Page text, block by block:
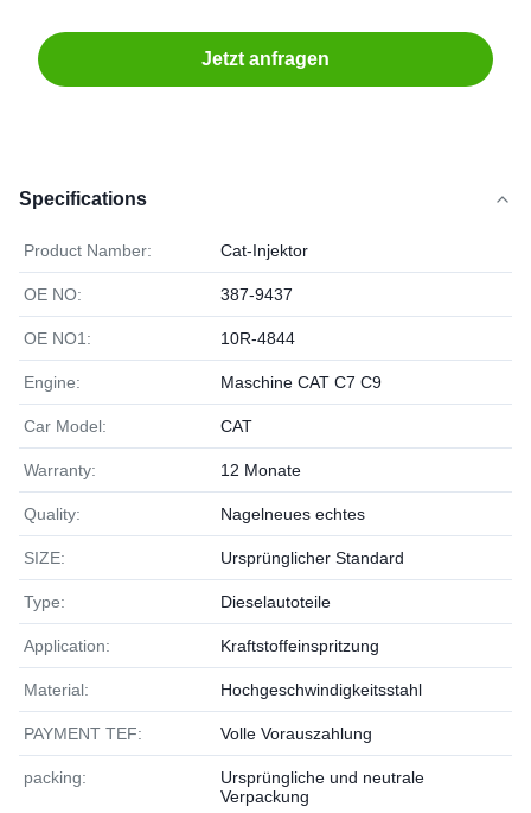
Jetzt anfragen
Specifications
Product Namber: Cat-Injektor
OE NO: 387-9437
OE NO1: 10R-4844
Engine: Maschine CAT C7 C9
Car Model: CAT
Warranty: 12 Monate
Quality: Nagelneues echtes
SIZE: Ursprünglicher Standard
Type: Dieselautoteile
Application: Kraftstoffeinspritzung
Material: Hochgeschwindigkeitsstahl
PAYMENT TEF: Volle Vorauszahlung
packing:
Ursprüngliche und neutrale
Verpackung